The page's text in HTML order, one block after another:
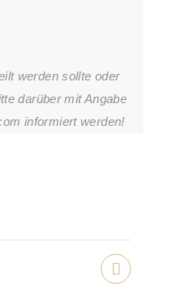
werden sollte oder
darüber mit Angabe
informiert werden!